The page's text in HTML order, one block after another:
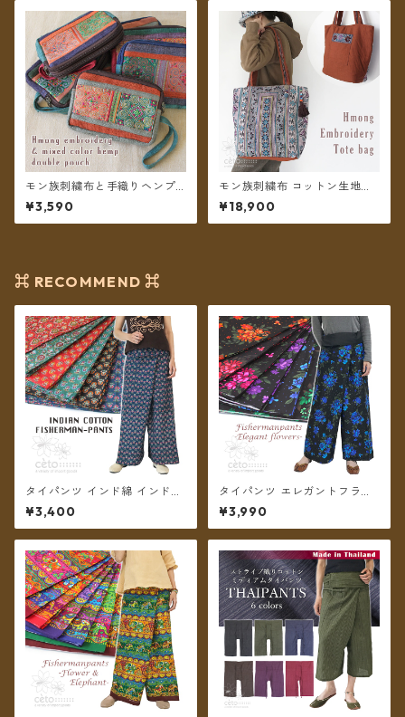
モン族刺繍布と手織りヘンプ
ミックスカラー ダブルポーチ
＊メール便送料無料＊
¥3,590
モン族刺繍布 コットン生地ト
ートバッグ クロスステッチ B
＊送料無料＊
¥18,900
⌘ RECOMMEND ⌘
タイパンツ インド綿 インド更
紗 no.6 小花＆ダマスク草花プ
リント 6カラー ロング丈【メ
ール便送料無料】
¥3,400
タイパンツ エレガントフラワ
ー 6カラー リゾパン ロング丈
【メール便送料無料】
¥3,990